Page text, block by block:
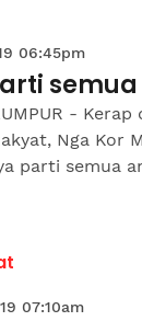
06:45pm
-
Nga Kor
parti semua
07:10am